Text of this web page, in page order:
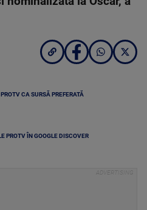
CA SURSĂ PREFERATĂ
PROTV ÎN GOOGLE DISCOVER